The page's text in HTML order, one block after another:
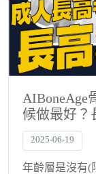
AIBoneAge
候做最好？
2025-06-19
年齡層是沒有(